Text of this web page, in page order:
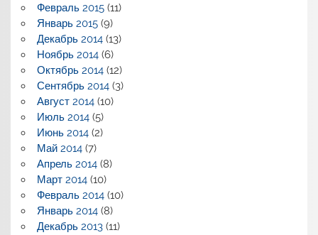
Февраль 2015(11)
Январь 2015(9)
Декабрь 2014(13)
Ноябрь 2014(6)
Октябрь 2014(12)
Сентябрь 2014(3)
Август 2014(10)
Июль 2014(5)
Июнь 2014(2)
Май 2014(7)
Апрель 2014(8)
Март 2014(10)
Февраль 2014(10)
Январь 2014(8)
Декабрь 2013(11)